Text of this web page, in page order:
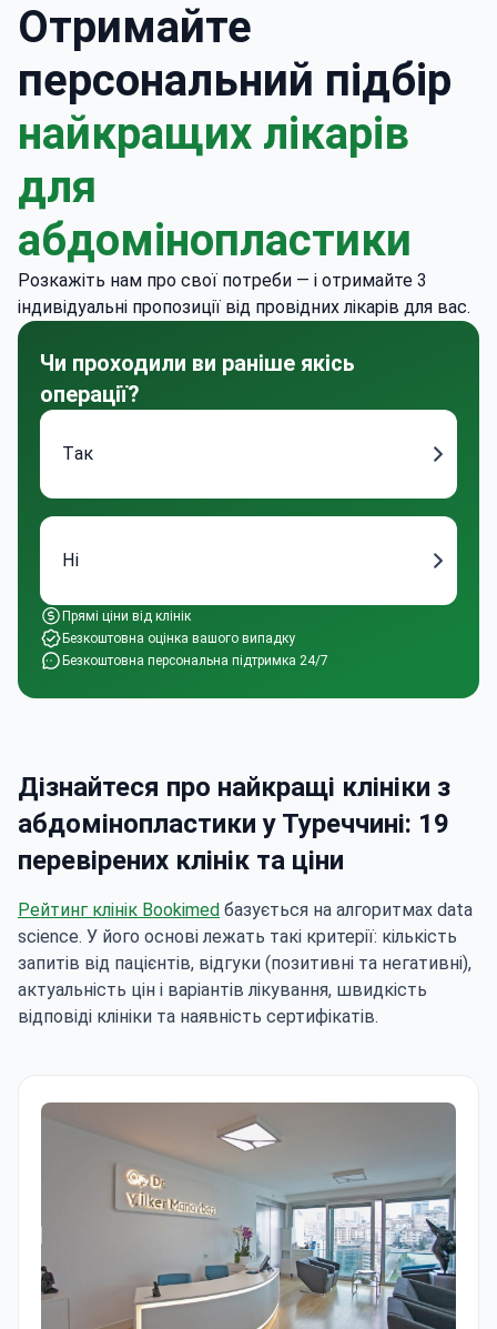
Отримайте
персональний підбір
найкращих лікарів
для
абдомінопластики
Розкажіть нам про свої потреби — і отримайте 3
індивідуальні пропозиції від провідних лікарів для вас.
Чи проходили ви раніше якісь
операції?
Так
Ні
Прямі ціни від клінік
Безкоштовна оцінка вашого випадку
Безкоштовна персональна підтримка 24/7
Дізнайтеся про найкращі клініки з
абдомінопластики у Туреччині: 19
перевірених клінік та ціни
Рейтинг клінік Bookimed базується на алгоритмах data
science. У його основі лежать такі критерії: кількість
запитів від пацієнтів, відгуки (позитивні та негативні),
актуальність цін і варіантів лікування, швидкість
відповіді клініки та наявність сертифікатів.